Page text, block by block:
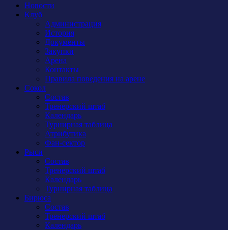
Новости
Клуб
Администрация
История
Документы
Закупки
Арена
Контакты
Правила поведения на арене
Сокол
Состав
Тренерский штаб
Календарь
Турнирная таблица
Атрибутика
Фан-сектор
Рыси
Состав
Тренерский штаб
Календарь
Турнирная таблица
Бирюса
Состав
Тренерский штаб
Календарь